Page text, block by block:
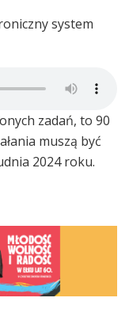
system
zadań, to 90
muszą być
2024 roku.